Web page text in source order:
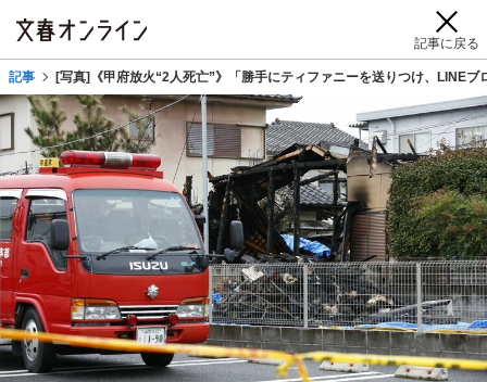
記事に戻る
記事 [写真]《甲府放火“2人死亡”》「勝手にティファニーを送りつけ、LINE